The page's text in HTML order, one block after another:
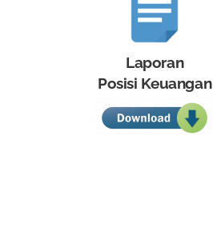
Laporan
Posisi Keuangan